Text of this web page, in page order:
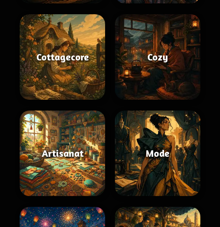
Cottagecore Cozy
Artisanat Mode